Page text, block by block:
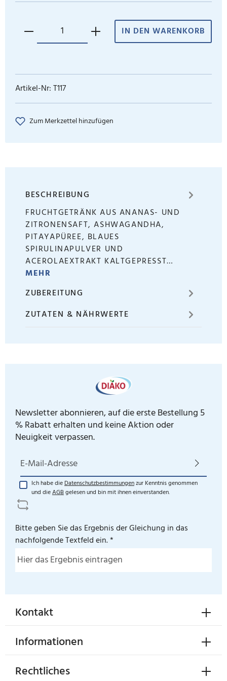
IN DEN WARENKORB
Artikel-Nr:T117
Zum Merkzettel hinzufügen
BESCHREIBUNG
FRUCHTGETRÄNK AUS ANANAS- UND
ZITRONENSAFT, ASHWAGANDHA,
PITAYAPÜREE, BLAUES
SPIRULINAPULVER UND
ACEROLAEXTRAKT KALTGEPRESST…
MEHR
ZUBEREITUNG
ZUTATEN & NÄHRWERTE
Newsletter abonnieren, auf die erste Bestellung 5
% Rabatt erhalten und keine Aktion oder
Neuigkeit verpassen.
E-Mail-Adresse*
Ich habe dieDatenschutzbestimmungenzur Kenntnis genommen
und dieAGBgelesen und bin mit ihnen einverstanden.
Bitte geben Sie das Ergebnis der Gleichung in das
nachfolgende Textfeld ein. *
Kontakt
Informationen
Rechtliches